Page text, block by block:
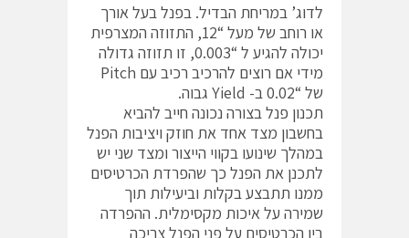
לדוג’ במריחת הבדיל. בפנל בעל אורך
או רוחב של מעל “12, התזוזה המצרפית
יכולה להגיע ל “0.003, זו תזוזה גדולה
מידי אם רוצים להרכיב רכיב עם Pitch
של “0.02 ב- Yield גבוה.
תכנון פנל בצורה נכונה חייב להביא
בחשבון מצד אחד את חוזק ויציבות הפנל
במהלך שינועו בקווי הייצור ומצד שני יש
לתכנן את הפנל כך שהפרדת הכרטיסים
ממנו תתבצע בקלות וביעילות תוך
שמירה על איכות מקסימלית. ההפרדה
בין הכרטיסים על פני הפנל צריכה